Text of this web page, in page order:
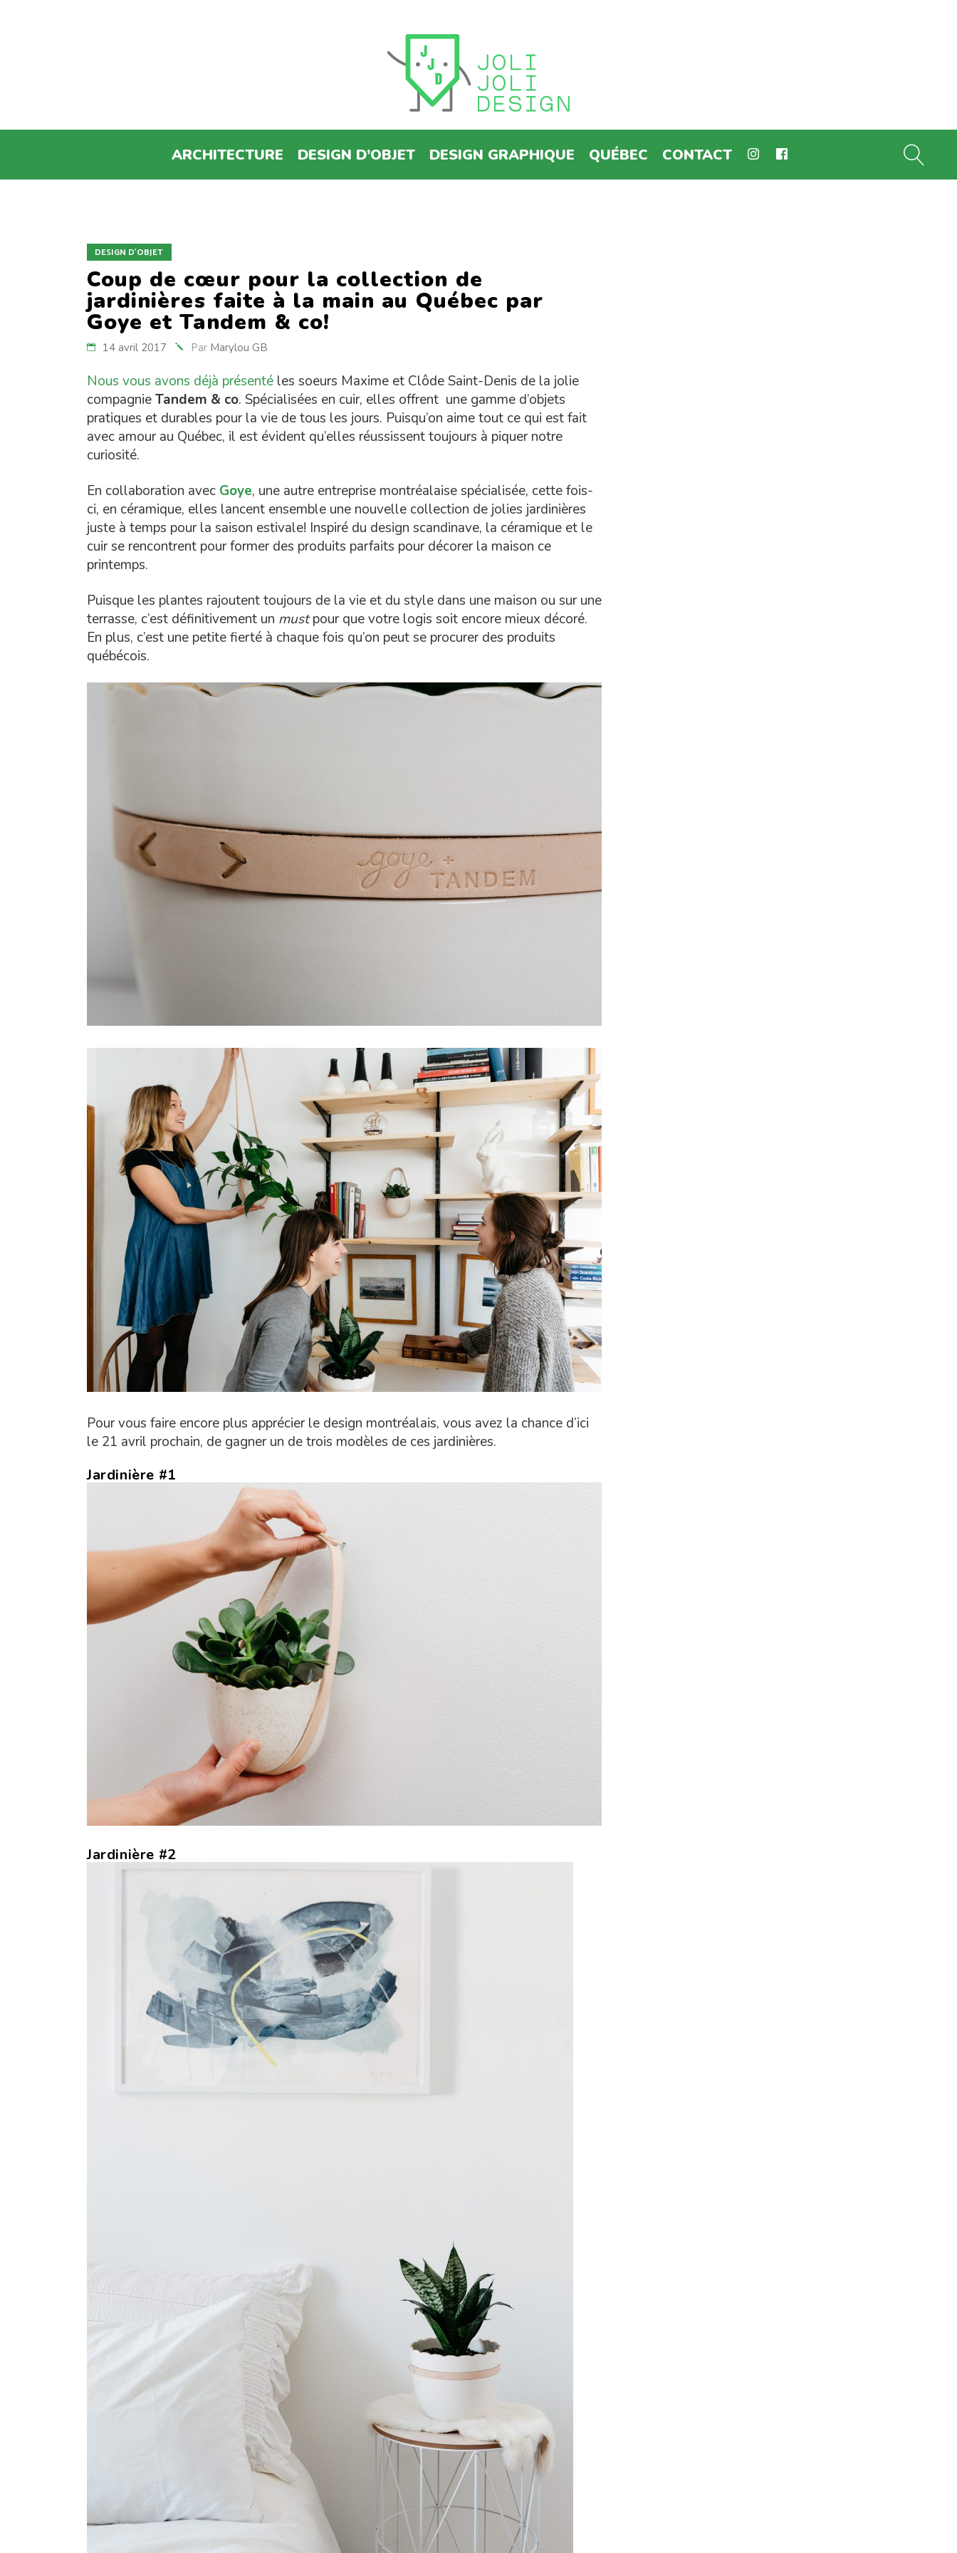
ARCHITECTURE DESIGN D’OBJET DESIGN GRAPHIQUE QUÉBEC CONTACT
DESIGN D'OBJET
Coup de cœur pour la collection de
jardinières faite à la main au Québec par
Goye et Tandem & co!
14 avril 2017 Par Marylou GB
Nous vous avons déjà présenté les soeurs Maxime et Clôde Saint-Denis de la jolie
compagnieTandem & co. Spécialisées en cuir, elles offrent une gamme d’objets
pratiques et durables pour la vie de tous les jours. Puisqu’on aime tout ce qui est fait
avec amour au Québec, il est évident qu’elles réussissent toujours à piquer notre
curiosité.
En collaboration avec Goye, une autre entreprise montréalaise spécialisée, cette fois-
ci, en céramique, elles lancent ensemble une nouvelle collection de jolies jardinières
juste à temps pour la saison estivale! Inspiré du design scandinave, la céramique et le
cuir se rencontrent pour former des produits parfaits pour décorer la maison ce
printemps.
Puisque les plantes rajoutent toujours de la vie et du style dans une maison ou sur une
terrasse, c’est définitivement un mustpour que votre logis soit encore mieux décoré.
En plus, c’est une petite fierté à chaque fois qu’on peut se procurer des produits
québécois.
Pour vous faire encore plus apprécier le design montréalais, vous avez la chance d’ici
le 21 avril prochain, de gagner un de trois modèles de ces jardinières.
Jardinière #1
Jardinière #2